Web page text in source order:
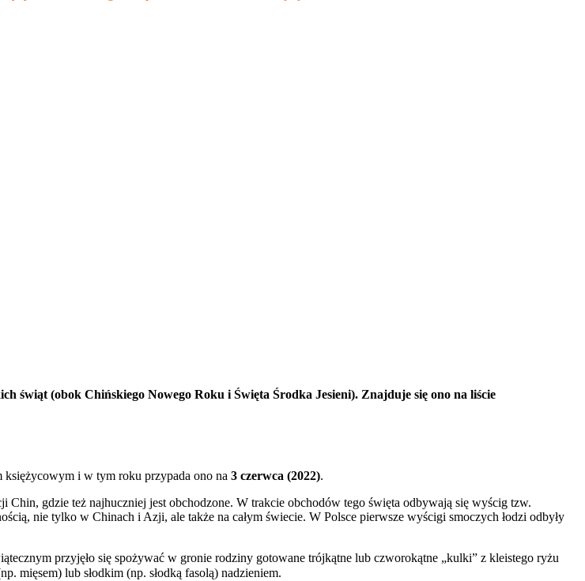
świąt (obok Chińskiego Nowego Roku i Święta Środka Jesieni). Znajduje się ono na liście
księżycowym i w tym roku przypada ono na 3 czerwca (2022).
gdzie też najhuczniej jest obchodzone. W trakcie obchodów tego święta odbywają się wyścig tzw.
nie tylko w Chinach i Azji, ale także na całym świecie. W Polsce pierwsze wyścigi smoczych łodzi odbyły
przyjęło się spożywać w gronie rodziny gotowane trójkątne lub czworokątne „kulki” z kleistego ryżu
mięsem) lub słodkim (np. słodką fasolą) nadzieniem.